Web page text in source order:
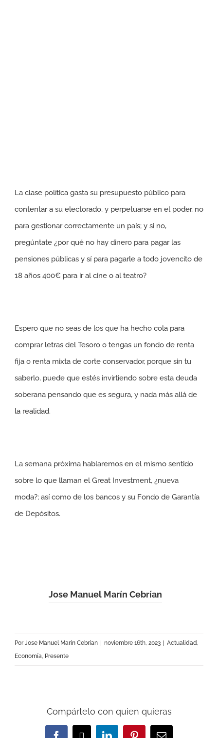
La clase política gasta su presupuesto público para
contentar a su electorado, y perpetuarse en el poder, no
para gestionar correctamente un país; y si no,
pregúntate ¿por qué no hay dinero para pagar las
pensiones públicas y sí para pagarle a todo jovencito de
18 años 400€ para ir al cine o al teatro?
Espero que no seas de los que ha hecho cola para
comprar letras del Tesoro o tengas un fondo de renta
fija o renta mixta de corte conservador, porque sin tu
saberlo, puede que estés invirtiendo sobre esta deuda
soberana pensando que es segura, y nada más allá de
la realidad.
La semana próxima hablaremos en el mismo sentido
sobre lo que llaman el Great Investment, ¿nueva
moda?; así como de los bancos y su Fondo de Garantía
de Depósitos.
Jose Manuel Marín Cebrían
PorJose Manuel Marín Cebrían noviembre 16th, 2023 Actualidad,
Economía, Presente
Compártelo con quien quieras